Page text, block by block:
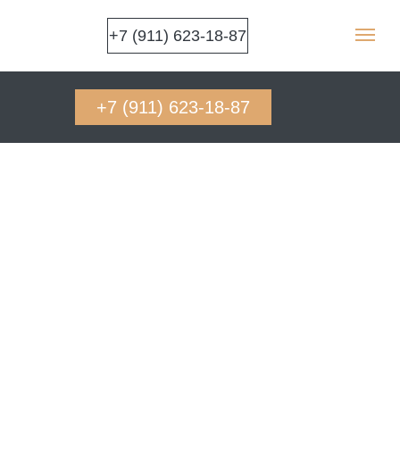
+7 (911) 623-18-87
+7 (911) 623-18-87